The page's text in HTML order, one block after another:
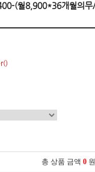
(월8,900*36개월의무
총 상품 금액 0 원